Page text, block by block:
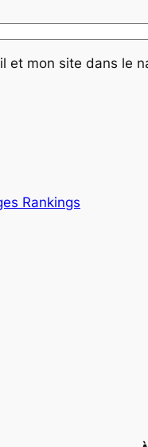
et mon site dans le
Rankings